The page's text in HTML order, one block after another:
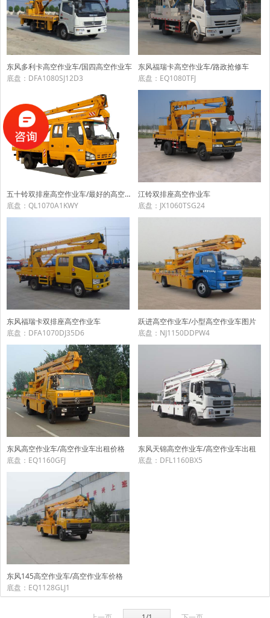
东风多利卡高空作业车/国四高空作业车
底盘：DFA1080SJ12D3
东风福瑞卡高空作业车/路政抢修车
底盘：EQ1080TFJ
五十铃双排座高空作业车/最好的高空作业车
底盘：QL1070A1KWY
江铃双排座高空作业车
底盘：JX1060TSG24
东风福瑞卡双排座高空作业车
底盘：DFA1070DJ35D6
跃进高空作业车/小型高空作业车图片
底盘：NJ1150DDPW4
东风高空作业车/高空作业车出租价格
底盘：EQ1160GFJ
东风天锦高空作业车/高空作业车出租
底盘：DFL1160BX5
东风145高空作业车/高空作业车价格
底盘：EQ1128GLJ1